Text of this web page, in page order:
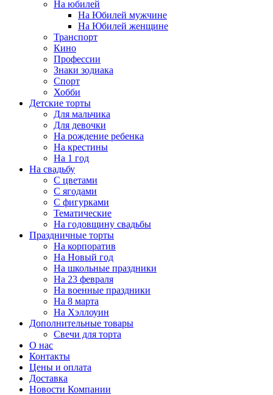
На юбилей
На Юбилей мужчине
На Юбилей женщине
Транспорт
Кино
Профессии
Знаки зодиака
Спорт
Хобби
Детские торты
Для мальчика
Для девочки
На рождение ребенка
На крестины
На 1 год
На свадьбу
С цветами
С ягодами
С фигурками
Тематические
На годовщину свадьбы
Праздничные торты
На корпоратив
На Новый год
На школьные праздники
На 23 февраля
На военные праздники
На 8 марта
На Хэллоуин
Дополнительные товары
Свечи для торта
О нас
Контакты
Цены и оплата
Доставка
Новости Компании